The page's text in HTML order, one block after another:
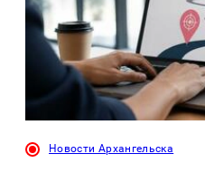
Новости Архангельска